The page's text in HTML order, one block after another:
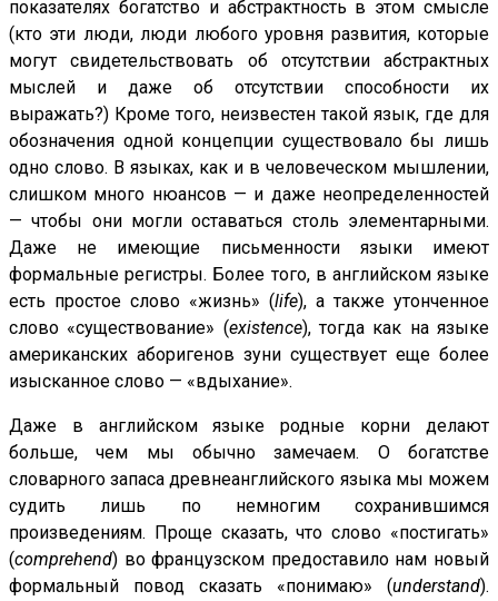
показателях богатство и абстрактность в этом смысле
(кто эти люди, люди любого уровня развития, которые
могут свидетельствовать об отсутствии абстрактных
мыслей и даже об отсутствии способности их
выражать?) Кроме того, неизвестен такой язык, где для
обозначения одной концепции существовало бы лишь
одно слово. В языках, как и в человеческом мышлении,
слишком много нюансов — и даже неопределенностей
— чтобы они могли оставаться столь элементарными.
Даже не имеющие письменности языки имеют
формальные регистры. Более того, в английском языке
есть простое слово «жизнь» (life), а также утонченное
слово «существование» (existence), тогда как на языке
американских аборигенов зуни существует еще более
изысканное слово — «вдыхание».
Даже в английском языке родные корни делают
больше, чем мы обычно замечаем. О богатстве
словарного запаса древнеанглийского языка мы можем
судить лишь по немногим сохранившимся
произведениям. Проще сказать, что слово «постигать»
(comprehend) во французском предоставило нам новый
формальный повод сказать «понимаю» (understand).